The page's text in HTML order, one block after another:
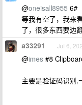
@oneisall8955 6#
等我有空了，我来
了，很多东西要边
a33291 Jul 6,
@imes #8
主要是验证码识别,